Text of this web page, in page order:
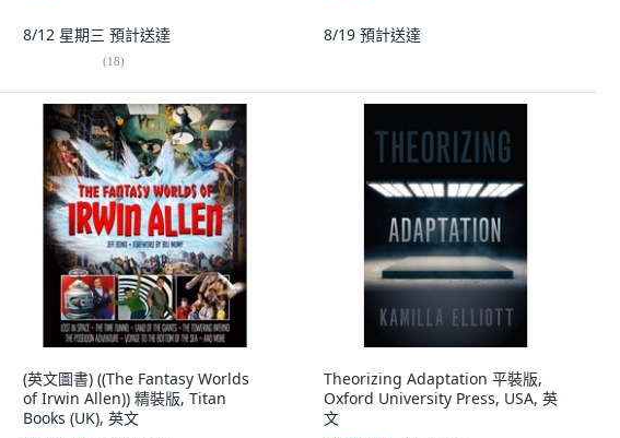
8/12 星期三 預計送達
(18)
8/19 預計送達
(英文圖書) ((The Fantasy Worlds
of Irwin Allen)) 精裝版, Titan
Books (UK), 英文
Theorizing Adaptation 平裝版,
Oxford University Press, USA, 英
文